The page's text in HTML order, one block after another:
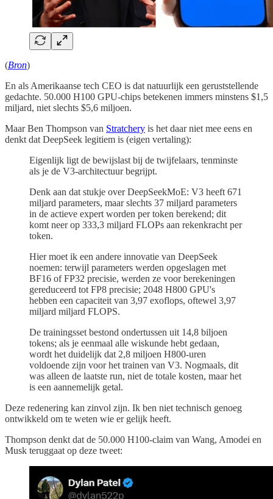
(Bron)
En als Amerikaanse tech CEO is dat natuurlijk een geruststellende
gedachte. 50.000 H100 GPU-chips betekenen immers minstens $1,5
miljard, niet slechts $5,6 miljoen.
Maar Ben Thompson van Stratchery is het daar niet mee eens en
denkt dat DeepSeek legitiem is (eigen vertaling):
Eigenlijk ligt de bewijslast bij de twijfelaars, tenminste
als je de V3-architectuur begrijpt.
Denk aan dat stukje over DeepSeekMoE: V3 heeft 671
miljard parameters, maar slechts 37 miljard parameters
in de actieve expert worden per token berekend; dit
komt neer op 333,3 miljard FLOPs aan rekenkracht per
token.
Hier moet ik een andere innovatie van DeepSeek
noemen: terwijl parameters werden opgeslagen met
BF16 of FP32 precisie, werden ze voor berekeningen
gereduceerd tot FP8 precisie; 2048 H800 GPU's
hebben een capaciteit van 3,97 exoflops, oftewel 3,97
miljard miljard FLOPS.
De trainingsset bestond ondertussen uit 14,8 biljoen
tokens; als je eenmaal alle wiskunde hebt gedaan,
wordt het duidelijk dat 2,8 miljoen H800-uren
voldoende zijn voor het trainen van V3. Nogmaals, dit
was alleen de laatste run, niet de totale kosten, maar het
is een aannemelijk getal.
Deze redenering kan zinvol zijn. Ik ben niet technisch genoeg
ontwikkeld om te weten wie er gelijk heeft.
Thompson denkt dat de 50.000 H100-claim van Wang, Amodei en
Musk teruggaat op deze tweet: